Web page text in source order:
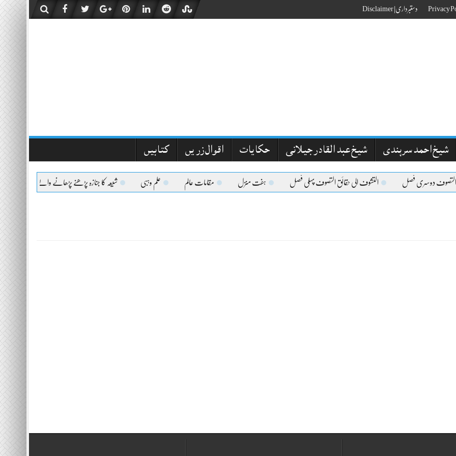
دستبرداری| Disclaimer
شیخ احمد سرہندی شیخ عبد القادر جیلانی حکایات اقوال زریں کتابیں
دوسری فصل التشوف الی حقائق التصوف پہلی فصل ہفت منزل مقامات عالم علم وہبی شیعہ کا جنازہ پڑھنے پڑھانے والےکیلئے اعلیٰحضرت